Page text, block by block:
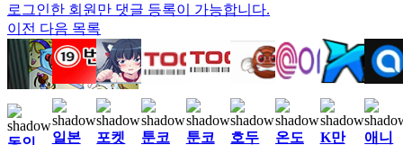
로그인한 회원만 댓글 등록이 가능합니다.
이전 다음 목록
일본 포켓 툰코 툰코 호두 온도 K만 애니